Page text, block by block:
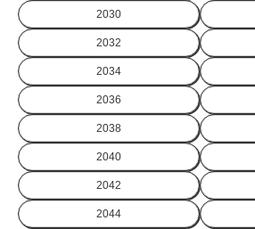
2030
2032
2034
2036
2038
2040
2042
2044